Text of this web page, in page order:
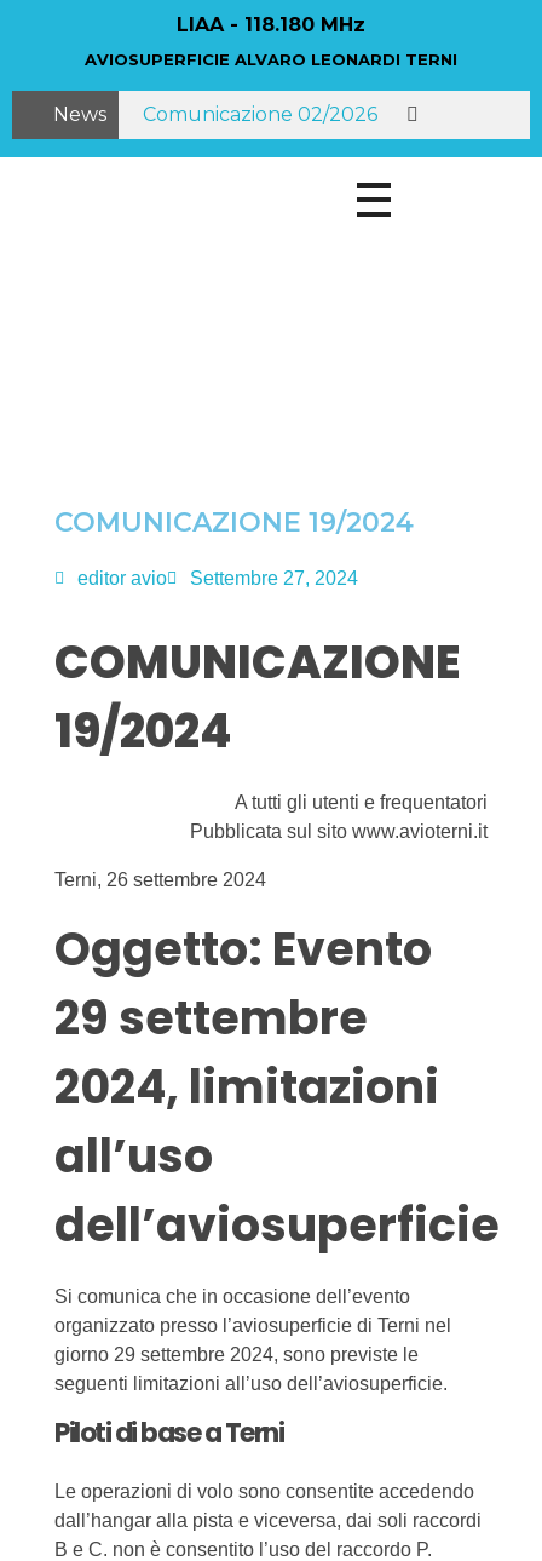
LIAA - 118.180 MHz
AVIOSUPERFICIE ALVARO LEONARDI TERNI
News Comunicazione 02/2026
Comunicazione 12/2025
COMUNICAZIONE DEL GESTORE 11-
COMUNICAZIONE 19/2024
editor avio Settembre 27, 2024
COMUNICAZIONE
19/2024
A tutti gli utenti e frequentatori
Pubblicata sul sito www.avioterni.it
Terni, 26 settembre 2024
Oggetto: Evento
29 settembre
2024, limitazioni
all’uso
dell’aviosuperficie
Si comunica che in occasione dell’evento
organizzato presso l’aviosuperficie di Terni nel
giorno 29 settembre 2024, sono previste le
seguenti limitazioni all’uso dell’aviosuperficie.
Piloti di base a Terni
Le operazioni di volo sono consentite accedendo
dall’hangar alla pista e viceversa, dai soli raccordi
B e C. non è consentito l’uso del raccordo P.